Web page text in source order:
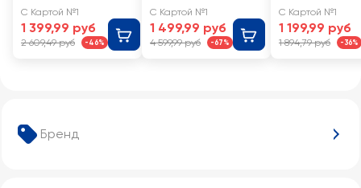
Бренд
16кг
С Картой №1
1 399,99 руб
2 609,49 руб -46%
5кг
С Картой №1
1 499,99 руб
4 599,99 руб -67%
С Картой №1
1 199,99 руб
1 894,79 руб -36%